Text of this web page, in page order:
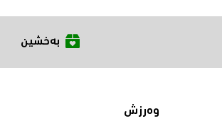
بەخشین
وەرزش